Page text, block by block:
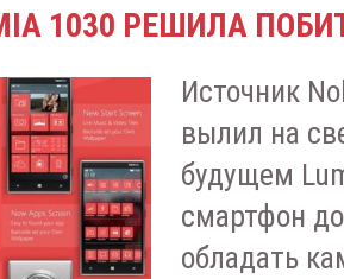
1030 РЕШИЛА
Источник
вылил на
будущем
смартфон
обладать